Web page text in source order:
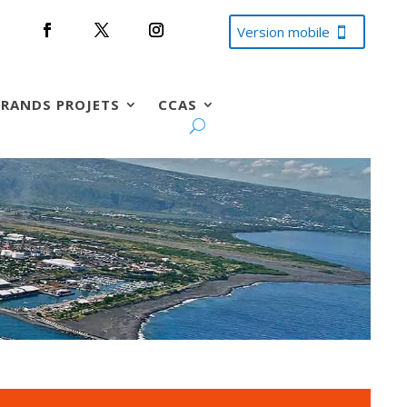
Version mobile
PROJETS CCAS